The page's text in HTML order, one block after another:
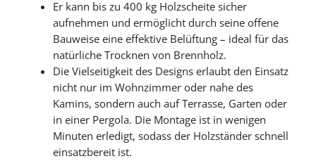
Er kann bis zu 400 kg Holzscheite sicher
aufnehmen und ermöglicht durch seine offene
Bauweise eine effektive Belüftung – ideal für das
natürliche Trocknen von Brennholz.
Die Vielseitigkeit des Designs erlaubt den Einsatz
nicht nur im Wohnzimmer oder nahe des
Kamins, sondern auch auf Terrasse, Garten oder
in einer Pergola. Die Montage ist in wenigen
Minuten erledigt, sodass der Holzständer schnell
einsatzbereit ist.